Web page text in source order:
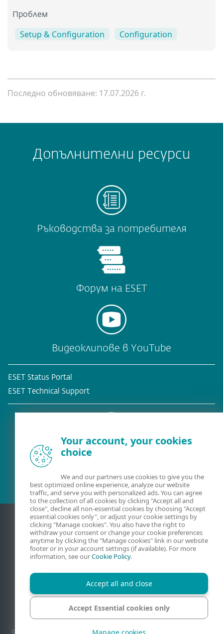
Проблем
Setup & Configuration Configuration
Последно обновяване: 17.07.2026 г.
Допълнителни ресурси
Ръководства за потребителя
Форум на ESET
Видеоклипове в YouTube
ESET Status Portal
ESET Technical Support
Съществуващ клиент?
Свържете
Докладване на уязвимости
Карта сайта
© 1992 - 2026 ESET, spol. s r.o. - Всички права запазени. Използваните търговски
Your account, your cookies
choice
We and our partners use cookies to give you the
best optimized online experience, analyze our website
traffic, and serve you with personalized ads. You can agree
to the collection of all cookies by clicking "Accept all and
close", decline all non-essential cookies by choosing "Accept
essential cookies only", or adjust your cookie settings by
clicking "Manage cookies". You also have the right to
withdraw your consent or change your cookie preferences
anytime by clicking the "Manage cookies" link in our website
footer or in your account settings (if available). For more
information, see ourCookie Policy.
Accept all and close
Accept Essential cookies only